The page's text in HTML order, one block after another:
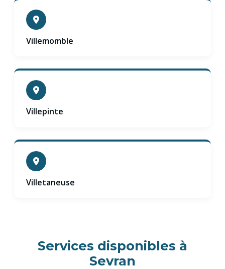
Villemomble
Villepinte
Villetaneuse
Services disponibles à
Sevran